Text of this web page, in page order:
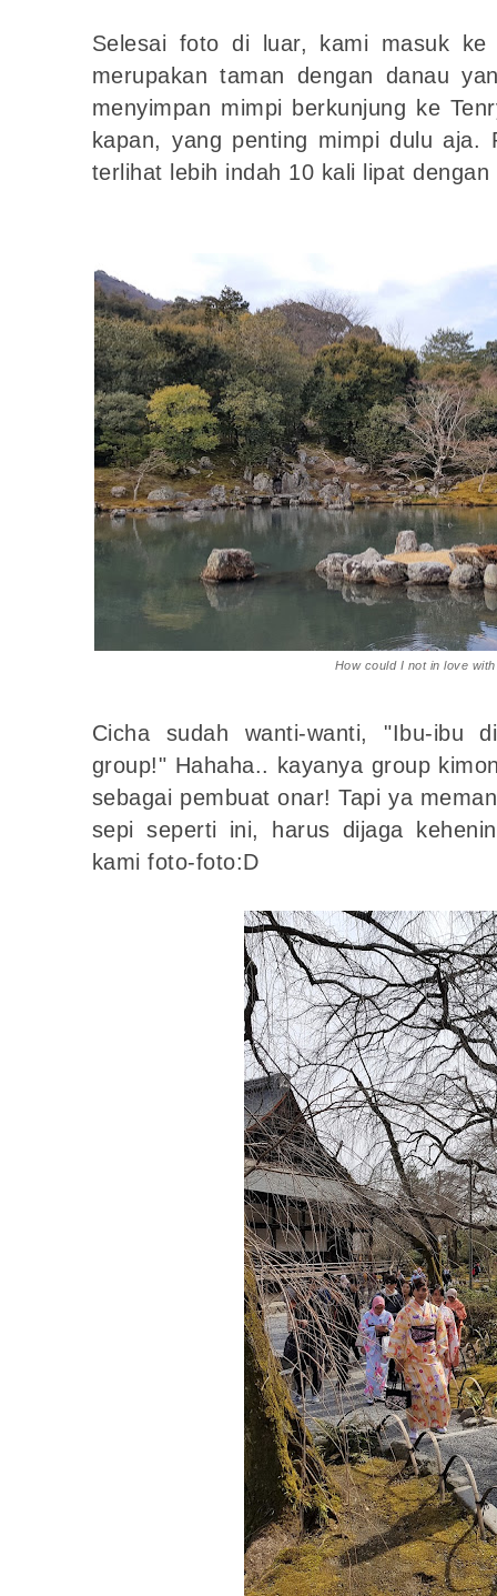
Selesai foto di luar, kami masuk ke
merupakan taman dengan danau
menyimpan mimpi berkunjung ke
kapan, yang penting mimpi dulu aja.
terlihat lebih indah 10 kali lipat
How could I not in love
Cicha sudah wanti-wanti, "Ibu-ibu
group!" Hahaha.. kayanya group
sebagai pembuat onar! Tapi ya
sepi seperti ini, harus dijaga
kami foto-foto:D